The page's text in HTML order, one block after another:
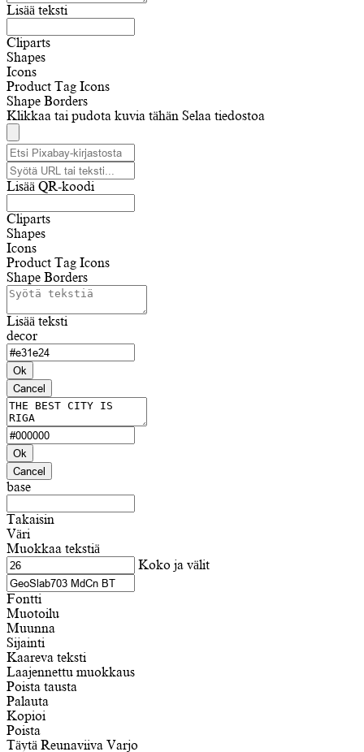
Lisää teksti
Cliparts
Shapes
Icons
Product Tag Icons
Shape Borders
Klikkaa tai pudota kuvia tähän Selaa tiedostoa
Lisää QR-koodi
Cliparts
Shapes
Icons
Product Tag Icons
Shape Borders
Lisää teksti
decor
Ok
Cancel
Ok
Cancel
base
Takaisin
Väri
Muokkaa tekstiä
Koko ja välit
Fontti
Muotoilu
Muunna
Sijainti
Kaareva teksti
Laajennettu muokkaus
Poista tausta
Palauta
Kopioi
Poista
Täytä Reunaviiva Varjo